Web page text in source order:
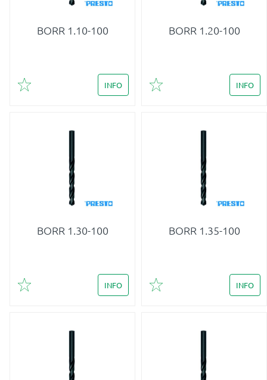
BORR 1.10-100
Lägg till i favoriter
INFO
BORR 1.20-100
Lägg till i favoriter
INFO
BORR 1.30-100
Lägg till i favoriter
INFO
BORR 1.35-100
Lägg till i favoriter
INFO